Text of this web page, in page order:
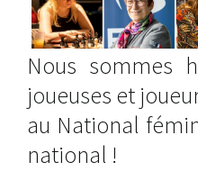
Nous sommes
joueuses et
au National
national !